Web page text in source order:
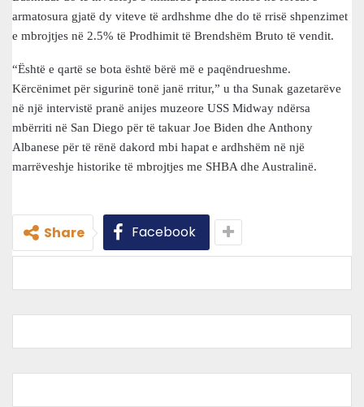
armatosura gjatë dy viteve të ardhshme dhe do të rrisë shpenzimet
e mbrojtjes në 2.5% të Prodhimit të Brendshëm Bruto të vendit.
“Është e qartë se bota është bërë më e paqëndrueshme.
Kërcënimet për sigurinë tonë janë rritur,” u tha Sunak gazetarëve
në një intervistë pranë anijes muzeore USS Midway ndërsa
mbërriti në San Diego për të takuar Joe Biden dhe Anthony
Albanese për të rënë dakord mbi hapat e ardhshëm në një
marrëveshje historike të mbrojtjes me SHBA dhe Australinë.
Share Facebook